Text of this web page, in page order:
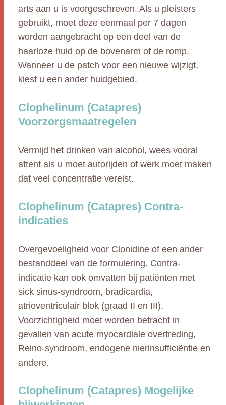
arts aan u is voorgeschreven. Als u pleisters
gebruikt, moet deze eenmaal per 7 dagen
worden aangebracht op een deel van de
haarloze huid op de bovenarm of de romp.
Wanneer u de patch voor een nieuwe wijzigt,
kiest u een ander huidgebied.
Clophelinum (Catapres)
Voorzorgsmaatregelen
Vermijd het drinken van alcohol, wees vooral
attent als u moet autorijden of werk moet maken
dat veel concentratie vereist.
Clophelinum (Catapres) Contra-
indicaties
Overgevoeligheid voor Clonidine of een ander
bestanddeel van de formulering. Contra-
indicatie kan ook omvatten bij patiënten met
sick sinus-syndroom, bradicardia,
atrioventriculair blok (graad II en III).
Voorzichtigheid moet worden betracht in
gevallen van acute myocardiale overtreding,
Reino-syndroom, endogene nierinsufficiëntie en
andere.
Clophelinum (Catapres) Mogelijke